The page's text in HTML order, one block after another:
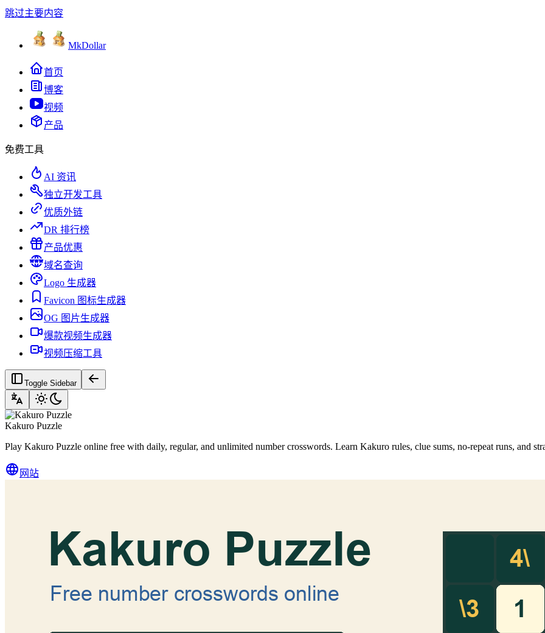
跳过主要内容
MkDollar
首页
博客
视频
产品
免费工具
AI 资讯
独立开发工具
优质外链
DR 排行榜
产品优惠
域名查询
Logo 生成器
Favicon 图标生成器
OG 图片生成器
爆款视频生成器
视频压缩工具
Toggle Sidebar
Kakuro Puzzle
Play Kakuro Puzzle online free with daily, regular, and unlimited number crosswords. Learn Kakuro rules, clue sums, no-repeat runs, and
网站